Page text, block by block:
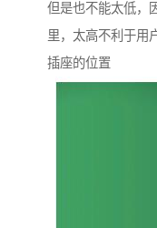
但是也不能太低，
里，太高不利于用
插座的位置